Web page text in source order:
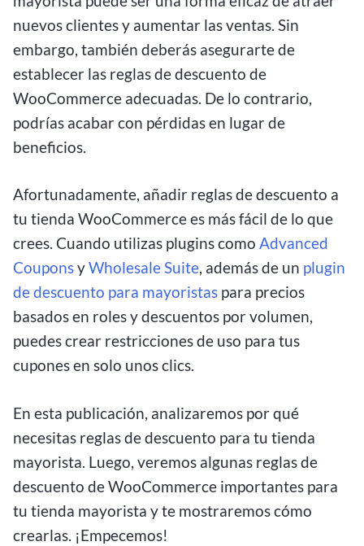
nuevos clientes y aumentar las ventas. Sin
embargo, también deberás asegurarte de
establecer las reglas de descuento de
WooCommerce adecuadas. De lo contrario,
podrías acabar con pérdidas en lugar de
beneficios.
Afortunadamente, añadir reglas de descuento a
tu tienda WooCommerce es más fácil de lo que
crees. Cuando utilizas plugins como Advanced
CouponsyWholesale Suite, además de un plugin
de descuento para mayoristas para precios
basados en roles y descuentos por volumen,
puedes crear restricciones de uso para tus
cupones en solo unos clics.
En esta publicación, analizaremos por qué
necesitas reglas de descuento para tu tienda
mayorista. Luego, veremos algunas reglas de
descuento de WooCommerce importantes para
tu tienda mayorista y te mostraremos cómo
crearlas. ¡Empecemos!